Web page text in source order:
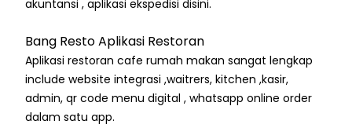
akuntansi , aplikasi ekspedisi disini.
Bang Resto Aplikasi Restoran
Aplikasi restoran cafe rumah makan sangat lengkap
include website integrasi ,waitrers, kitchen ,kasir,
admin, qr code menu digital , whatsapp online order
dalam satu app.